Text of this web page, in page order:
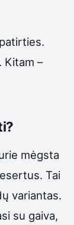
Kitam –
mėgsta
Tai
variantas.
su gaiva,